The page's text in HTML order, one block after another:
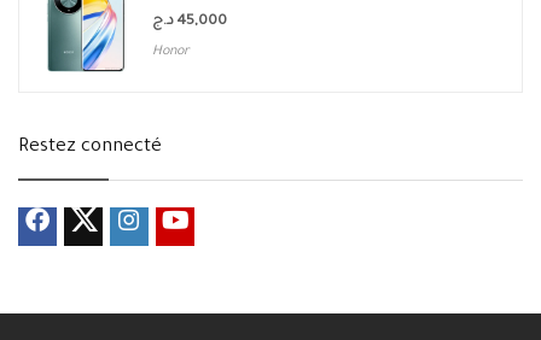
45,000 د.ج
Honor
Restez connecté